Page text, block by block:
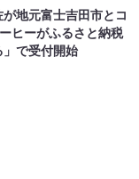
地元富士吉田市とコ
ヒーがふるさと納税
」で受付開始